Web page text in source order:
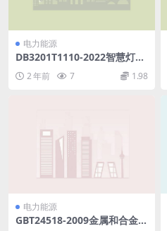
电力能源
DB3201T1110-2022智慧灯杆
2 年前 7 1.98
电力能源
GBT24518-2009金属和合金的